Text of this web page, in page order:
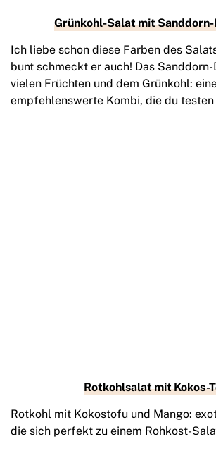
Grünkohl-Salat mit
Ich liebe schon diese Farben des
bunt schmeckt er auch! Das
vielen Früchten und dem Grünkohl:
empfehlenswerte Kombi, die du testen
Rotkohlsalat mit Kokos-
Rotkohl mit Kokostofu und Mango:
die sich perfekt zu einem Rohkost-